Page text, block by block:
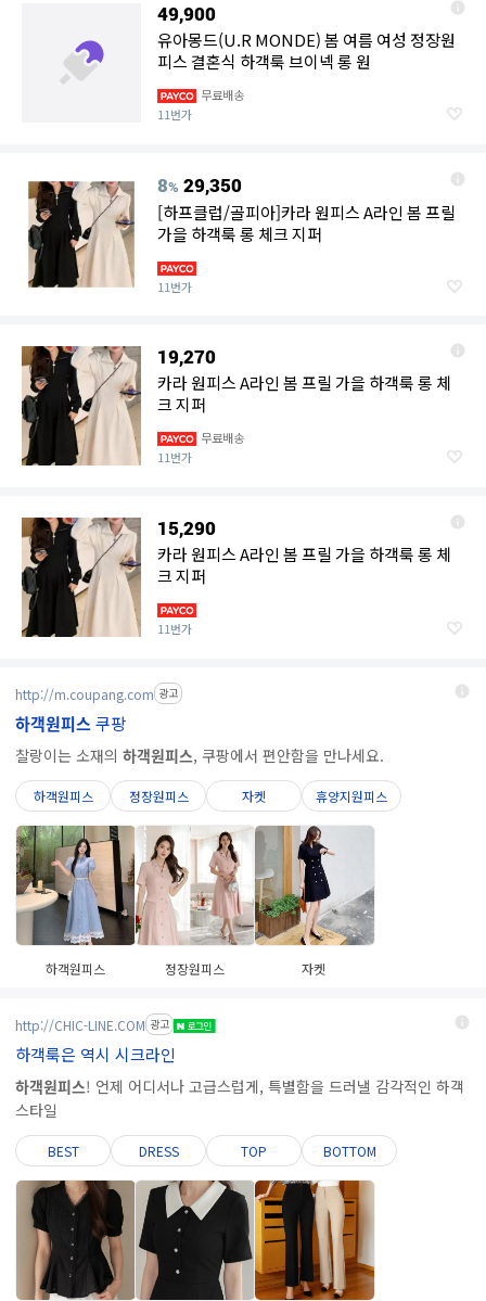
49,900
유아몽드(U.R MONDE) 봄 여름 여성 정장원
피스 결혼식 하객룩 브이넥 롱 원
무료배송
11번가
8% 29,350
[하프클럽/골피아]카라 원피스 A라인 봄 프릴
가을 하객룩 롱 체크 지퍼
11번가
19,270
카라 원피스 A라인 봄 프릴 가을 하객룩 롱 체
크 지퍼
무료배송
11번가
15,290
카라 원피스 A라인 봄 프릴 가을 하객룩 롱 체
크 지퍼
11번가
http://m.coupang.com 광고
하객원피스쿠팡
찰랑이는 소재의 하객원피스, 쿠팡에서 편안함을 만나세요.
하객원피스 정장원피스 자켓 휴양지원피스
하객원피스 정장원피스 자켓
http://CHIC-LINE.COM 광고
하객룩은 역시 시크라인
하객원피스! 언제 어디서나 고급스럽게, 특별함을 드러낼 감각적인 하객
스타일
BEST DRESS TOP BOTTOM